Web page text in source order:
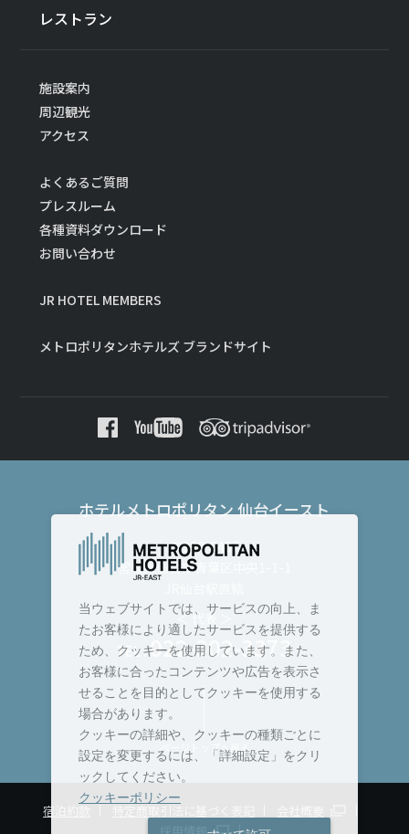
レストラン
施設案内
周辺観光
アクセス
よくあるご質問
プレスルーム
各種資料ダウンロード
お問い合わせ
JR HOTEL MEMBERS
メトロポリタンホテルズ ブランドサイト
ホテルメトロポリタン 仙台イースト
〒980-8487
宮城県仙台市青葉区中央1-1-1
＜ 代表 ＞
TEL :022-302-3373
ページトップへ戻る
宿泊約款
当ウェブサイトでは、サービスの向上、ま
たお客様により適したサービスを提供する
ため、クッキーを使用しています。また、
お客様に合ったコンテンツや広告を表示さ
せることを目的としてクッキーを使用する
場合があります。
クッキーの詳細や、クッキーの種類ごとに
設定を変更するには、「詳細設定」をクリ
ックしてください。
クッキーポリシー